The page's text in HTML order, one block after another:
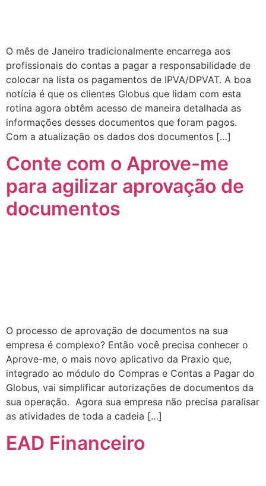
O mês de Janeiro tradicionalmente encarrega aos
profissionais do contas a pagar a responsabilidade de
colocar na lista os pagamentos de IPVA/DPVAT. A boa
notícia é que os clientes Globus que lidam com esta
rotina agora obtêm acesso de maneira detalhada as
informações desses documentos que foram pagos.
Com a atualização os dados dos documentos […]
Conte com o Aprove-me
para agilizar aprovação de
documentos
O processo de aprovação de documentos na sua
empresa é complexo? Então você precisa conhecer o
Aprove-me, o mais novo aplicativo da Praxio que,
integrado ao módulo do Compras e Contas a Pagar do
Globus, vai simplificar autorizações de documentos da
sua operação. Agora sua empresa não precisa paralisar
as atividades de toda a cadeia […]
EAD Financeiro